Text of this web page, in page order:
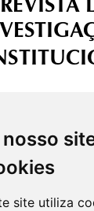
nosso
site utiliza